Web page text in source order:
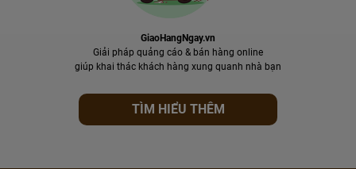
GiaoHangNgay.vn
Giải pháp quảng cáo & bán hàng online
giúp khai thác khách hàng xung quanh nhà bạn
TÌM HIỂU THÊM